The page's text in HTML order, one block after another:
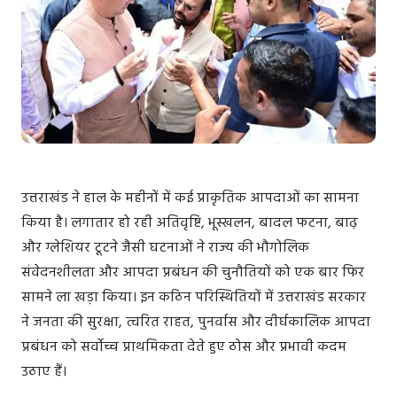
उत्तराखंड ने हाल के महीनों में कई प्राकृतिक आपदाओं का सामना
किया है। लगातार हो रही अतिवृष्टि, भूस्खलन, बादल फटना, बाढ़
और ग्लेशियर टूटने जैसी घटनाओं ने राज्य की भौगोलिक
संवेदनशीलता और आपदा प्रबंधन की चुनौतियों को एक बार फिर
सामने ला खड़ा किया। इन कठिन परिस्थितियों में उत्तराखंड सरकार
ने जनता की सुरक्षा, त्वरित राहत, पुनर्वास और दीर्घकालिक आपदा
प्रबंधन को सर्वोच्च प्राथमिकता देते हुए ठोस और प्रभावी कदम
उठाए हैं।